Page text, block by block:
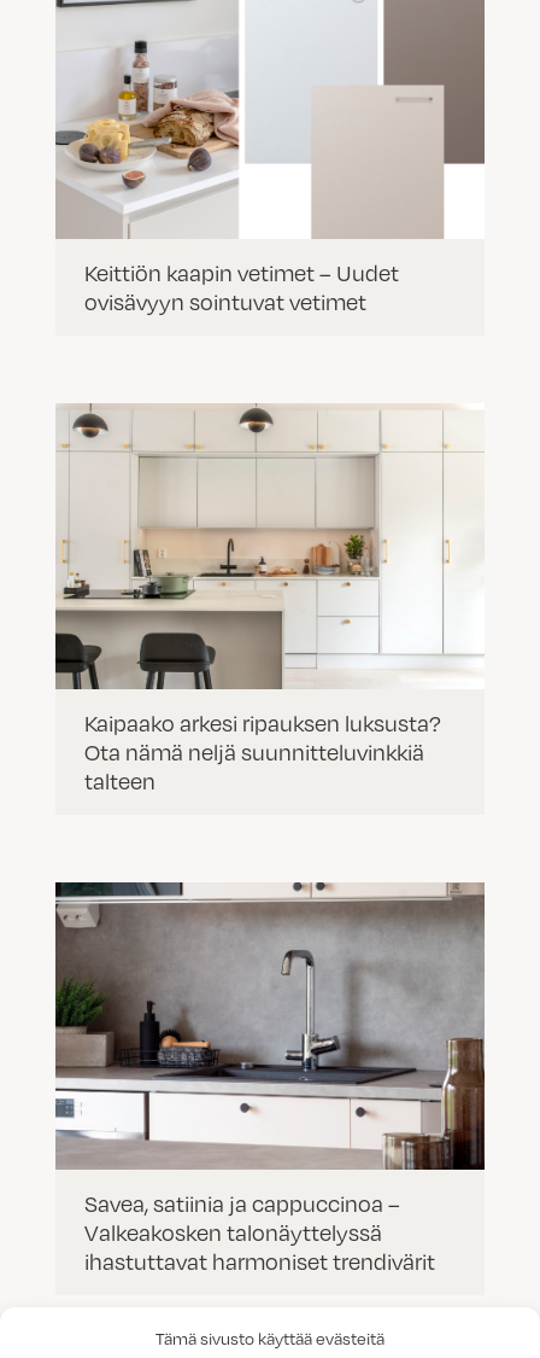
Tämä sivusto käyttää evästeitä
Keittiön kaapin vetimet – Uudet
ovisävyyn sointuvat vetimet
Kaipaako arkesi ripauksen luksusta?
Ota nämä neljä suunnitteluvinkkiä
talteen
Savea, satiinia ja cappuccinoa –
Valkeakosken talonäyttelyssä
ihastuttavat harmoniset trendivärit